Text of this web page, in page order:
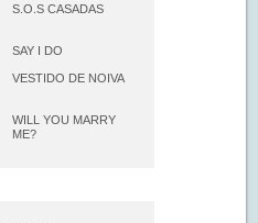
S.O.S CASADAS
SAY I DO
VESTIDO DE NOIVA
WILL YOU MARRY
ME?